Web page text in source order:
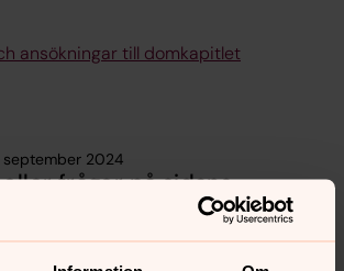
ansökningar till domkapitlet
2024
frågor på sidans